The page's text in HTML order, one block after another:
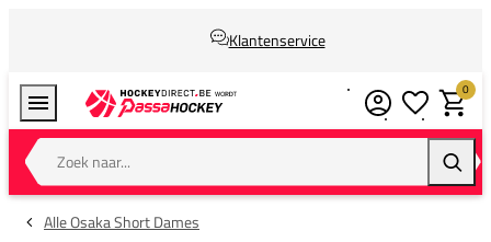
Klantenservice
Zoek naar...
0
Alle Osaka Short Dames